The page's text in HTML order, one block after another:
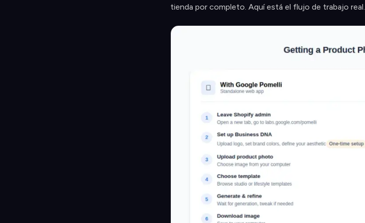
tienda por completo. Aquí está el flujo de trabajo real.